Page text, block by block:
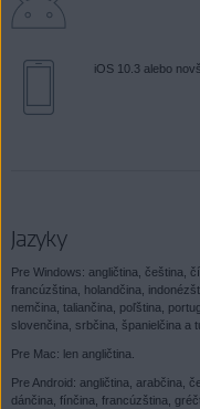
iOS 10.3 alebo
Jazyky
Pre Windows: angličtina, čeština,
francúzština, holandčina,
nemčina, taliančina, poľština,
slovenčina, srbčina, španielčina a
Pre Mac: len angličtina.
Pre Android: angličtina, arabčina,
dánčina, fínčina, francúzština,